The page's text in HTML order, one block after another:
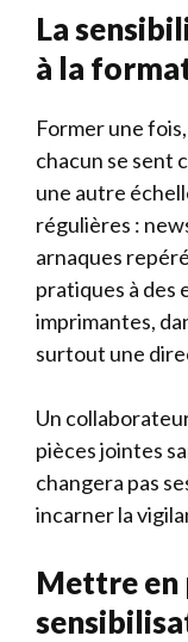
La
à la
Former une
chacun se sent
une autre
régulières :
arnaques
pratiques à des
imprimantes,
surtout une
Un
pièces jointes
changera pas
incarner la
Mettre en